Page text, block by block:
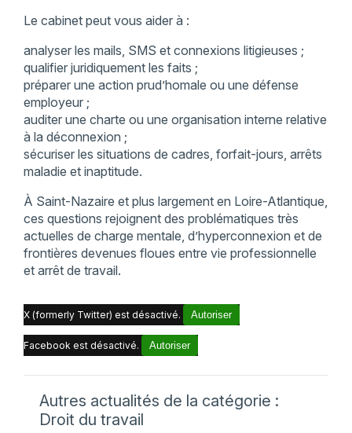
Le cabinet peut vous aider à :
analyser les mails, SMS et connexions litigieuses ;
qualifier juridiquement les faits ;
préparer une action prud’homale ou une défense
employeur ;
auditer une charte ou une organisation interne relative
à la déconnexion ;
sécuriser les situations de cadres, forfait-jours, arrêts
maladie et inaptitude.
À Saint-Nazaire et plus largement en Loire-Atlantique,
ces questions rejoignent des problématiques très
actuelles de charge mentale, d’hyperconnexion et de
frontières devenues floues entre vie professionnelle
et arrêt de travail.
X (formerly Twitter) est désactivé. Autoriser
Facebook est désactivé. Autoriser
Autres actualités de la catégorie :
Droit du travail